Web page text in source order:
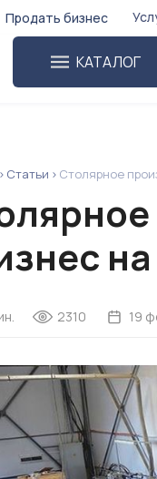
Продать бизнес
КАТАЛОГ
Статьи Столярное
2310 19